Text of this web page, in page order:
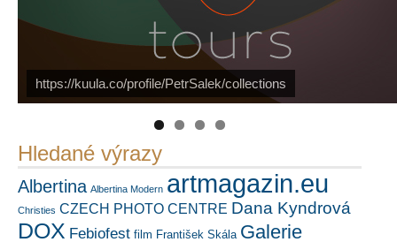
https://kuula.co/profile/PetrSalek/collections
Náš mediální partnerFotoVideo.cz
PetrSalek.com
Hledané výrazy
Albertina Albertina Modern artmagazin.eu
Christies CZECH PHOTO CENTRE Dana Kyndrová
DOX Febiofest film František Skála Galerie